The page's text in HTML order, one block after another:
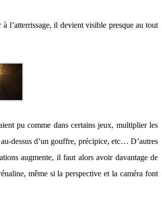
l’atterrissage, il devient visible presque au tout
pu comme dans certains jeux, multiplier les
dessus d’un gouffre, précipice, etc… D’autres
augmente, il faut alors avoir davantage de
même si la perspective et la caméra font